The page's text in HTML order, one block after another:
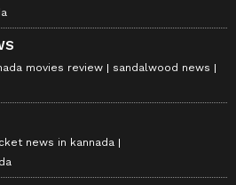
movies review
sandalwood news
news in kannada